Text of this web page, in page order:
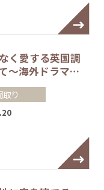
く愛する英国調
～海外ドラマ…
取り